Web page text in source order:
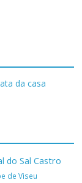
do Sal Castro
de Viseu